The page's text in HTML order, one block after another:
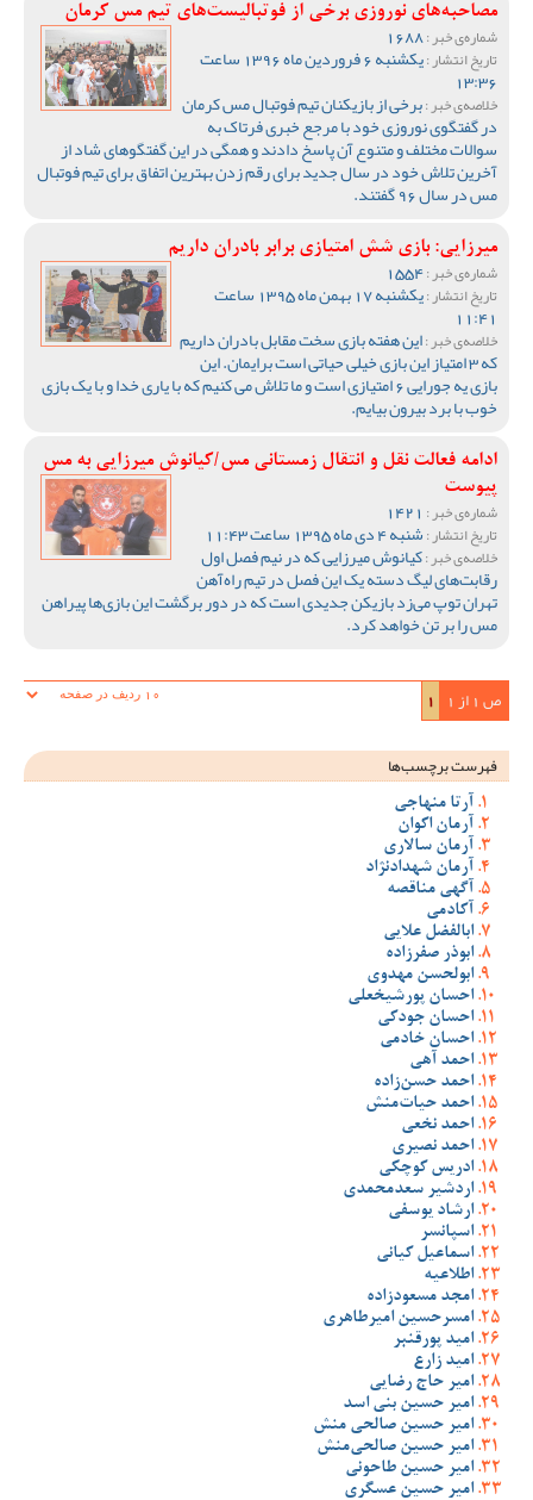
مصاحبه‌های نوروزی برخی از فوتبالیست‌های تیم مس کرمان
شماره‌ی خبر :
تاریخ انتشار : یکشنبه 6 فروردین ماه 1396 ساعت
13:36
خلاصه‌ی خبر :برخی از بازیکنان تیم فوتبال مس کرمان
در گفتگوی نوروزی خود با مرجع خبری فرتاک به
سوالات مختلف و متنوع آن پاسخ دادند و همگی در این گفتگوهای شاد از
آخرین تلاش خود در سال جدید برای رقم زدن بهترین اتفاق برای تیم فوتبال
مس در سال 96 گفتند.
میرزایی: بازی شش امتیازی برابر بادران داریم
شماره‌ی خبر :
تاریخ انتشار : یکشنبه 17 بهمن ماه 1395 ساعت
11:41
خلاصه‌ی خبر :این هفته بازی سخت مقابل بادران داریم
که 3 امتیاز این بازی خیلی حیاتی است برایمان. این
بازی یه جورایی 6 امتیازی است و ما تلاش می کنیم که با یاری خدا و با یک بازی
خوب با برد بیرون‌ بیایم.
ادامه فعالت نقل و انتقال زمستانی مس/کیانوش میرزایی به مس
پیوست
شماره‌ی خبر :
تاریخ انتشار :شنبه 4 دی ماه 1395 ساعت 11:43
خلاصه‌ی خبر :کیانوش میرزایی که در نیم فصل اول
رقابت‌های لیگ دسته یک این فصل در تیم راه‌آهن
تهران توپ می‌زد بازیکن جدیدی است که در دور برگشت این بازی‌ها پیراهن
مس را بر تن خواهد کرد.
ص 1 از 1 1
فهرست برچسب‌ها
آرتا منهاجی
آرمان اکوان
آرمان سالاری
آرمان شهدادنژاد
آگهی مناقصه
آکادمی
ابالفضل علایی
ابوذر صفرزاده
ابولحسن مهدوی
احسان پورشیخعلی
احسان جودکی
احسان خادمی
احمد آهی
احمد حسن‌زاده
احمد حیات‌منش
احمد نخعی
احمد نصیری
ادریس کوچکی
اردشیر سعدمحمدی
ارشاد یوسفی
اسپانسر
اسماعیل کیانی
اطلاعیه
امجد مسعودزاده
امسرحسین امیرطاهری
امید پورقنبر
امید زارع
امیر حاج رضایی
امیر حسین بنی اسد
امیر حسین صالحی منش
امیر حسین صالحی‌منش
امیر حسین طاحونی
امیر حسین عسگری